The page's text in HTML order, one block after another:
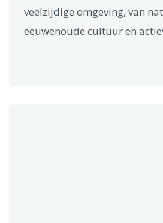
veelzijdige omgeving, van
eeuwenoude cultuur en